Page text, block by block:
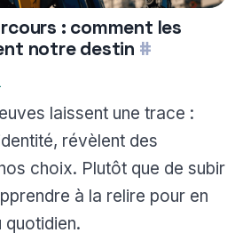
: comment les
notre destin #
laissent une trace :
révèlent des
choix. Plutôt que de subir
à la relire pour en
quotidien.